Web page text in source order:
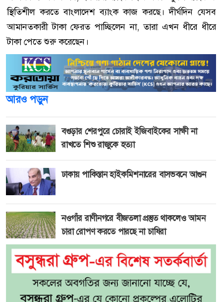
স্থিতিশীল করতে বাংলাদেশ ব্যাংক কাজ করছে। দীর্ঘদিন যেসব
আমানতকারী টাকা ফেরত পাচ্ছিলেন না, তারা এখন ধীরে ধীরে
টাকা পেতে শুরু করেছেন।
আরও পড়ুন
বগুড়ার শেরপুরে চোরাই ইজিবাইকের সাক্ষী না
রাখতে শিশু রাজুকে হত্যা
ঢাকায় পাকিস্তান হাইকমিশনারের বাসভবনে আগুন
নওগাঁর রাণীনগরে বীজতলা প্রস্তুত থাকলেও আমন
চারা রোপণ করতে পারছে না চাষিরা